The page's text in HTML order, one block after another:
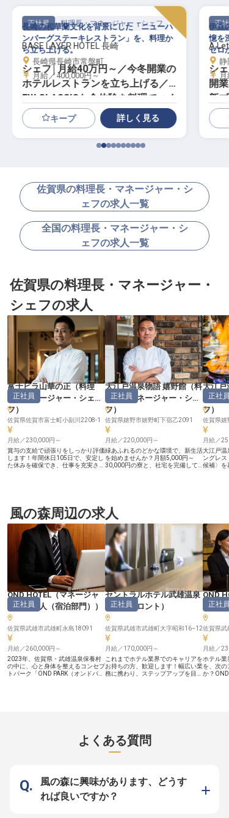
正社員 料理長・マネージャー・シェフ
BASE LAYER HOTEL 長崎
シェフ│月給40万円～／今冬開業の
ホテルレストランを立ち上げる／N
EW CLASSICな食体験を料理でつく
る
長崎の和華蘭文化を背景にした「ニューハ
ンバーグステーキレストラン」を、料理か
ら立ち上げる。
長崎県長崎市常盤町
月給／400,000円～
キープ 詳しく見る
正社
A
シ
開
新
伊豆
憶を
ゼロ
静
佐賀県の料理長・マネージャー・シ
ェフの求人一覧
全国の料理長・マネージャー・シ
ェフの求人一覧
佐賀県の料理長・マネージャー・
シェフの求人
富士ビラ山華の正（料理
長・マネージャー・シェ
フ ）
正社員
佐賀県佐賀市富士町小副川2208-1
月給／230,000円～
賞与の支給で頑張りをしっかり評価
します！年間休日105日で、安定し
た休みを確保でき、仕事を充実させ
だんに使ったこだわりのメニューを
ご提供。料理の腕とスキルを活かし
て働きませんか？料理を通してお客
様を笑顔にしたい方のご応募お待ち
しております。※この求人は2023年
9月5日時点の情報です
大江戸温泉物語 嬉野館（料
理長・マネージャー・シェ
フ ）
正社員
佐賀県嬉野市嬉野町下宿乙2091
月給／220,000円～
緑あふれるのどかな環境で、新生活
を始めませんか？月額5,000円～
30,000円の寮と、社宅を完備して
年2回の賞与もあり、給与面からも
しっかりサポート。資格取得助成制
度でさらに上を目指すあなたを支え
ます。お気軽にお問い合わせくださ
い。※この求人は2022年1月26日時
点の情報です
大江戸
理長
フ ）
正社員
佐賀県嬉
月給／
大江戸温
ングレス
候補〉を
揮しませ
（AT限
します
情報です
風の森周辺の求人
OND HOTEL（マネージャ
ー・支配人（宿泊部門）
）
正社員
佐賀県武雄市武雄町永島18091
月給／260,000円～
2023年、佐賀県・武雄温泉保養村
の中に、心と身体を整えるコンセプ
トパーク「OND PARK（オンドパー
いただける環境をご用意します。
※2023年8月22日時点の情報です。
セントラルホテル武雄温泉
駅前（フロント ）
正社員
佐賀県武雄市武雄町大字昭和16−12
月給／170,000円～
これまでホテル業界でのキャリアを
お持ちの方、歓迎します！幅広い業
務に携わり、ステップアップを目指
客様をお迎えする、全173室を備え
るホテルです。※この求人は2023年
7月10日時点の情報です
OND
ー・
正社員
佐賀県武
月給／
ホテル業
を、次の
か？
よくある質問
風の森に興味があります、どうす
れば良いですか？